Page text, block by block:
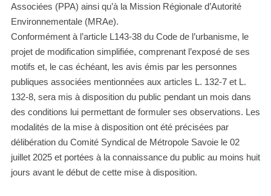
Associées (PPA) ainsi qu’à la Mission Régionale d’Autorité
Environnementale (MRAe).
Conformément à l’article L143-38 du Code de l’urbanisme, le
projet de modification simplifiée, comprenant l’exposé de ses
motifs et, le cas échéant, les avis émis par les personnes
publiques associées mentionnées aux articles L. 132-7 et L.
132-8, sera mis à disposition du public pendant un mois dans
des conditions lui permettant de formuler ses observations. Les
modalités de la mise à disposition ont été précisées par
délibération du Comité Syndical de Métropole Savoie le 02
juillet 2025 et portées à la connaissance du public au moins huit
jours avant le début de cette mise à disposition.